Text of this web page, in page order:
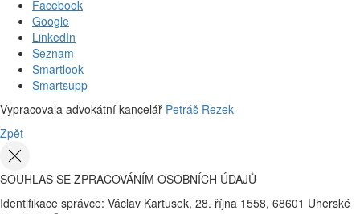
Facebook
Google
LinkedIn
Seznam
Smartlook
Smartsupp
Vypracovala advokátní kancelář Petráš Rezek
Zpět
SOUHLAS SE ZPRACOVÁNÍM OSOBNÍCH ÚDAJŮ
Identifikace správce: Václav Kartusek, 28. října 1558, 68601 Uherské